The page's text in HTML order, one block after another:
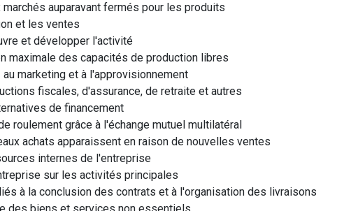
marchés auparavant fermés pour les produits
et les ventes
et développer l'activité
maximale des capacités de production libres
marketing et à l'approvisionnement
fiscales, d'assurance, de retraite et autres
de financement
roulement grâce à l'échange mutuel multilatéral
achats apparaissent en raison de nouvelles ventes
internes de l'entreprise
sur les activités principales
à la conclusion des contrats et à l'organisation des livraisons